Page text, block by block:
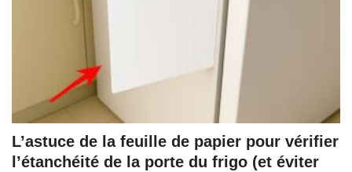
L’astuce de la feuille de papier pour vérifier
l’étanchéité de la porte du frigo (et éviter